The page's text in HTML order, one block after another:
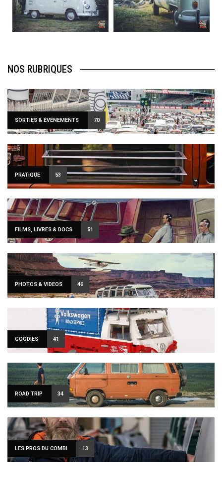
Août 10
120
0
Août 10
108
0
NOS RUBRIQUES
SORTIES & ÉVÉNEMENTS 70
PRATIQUE 53
FILMS, LIVRES & DOCS 51
PHOTOS & VIDEOS 46
GOODIES 41
ROAD TRIP 34
LES PROS DU COMBI 13